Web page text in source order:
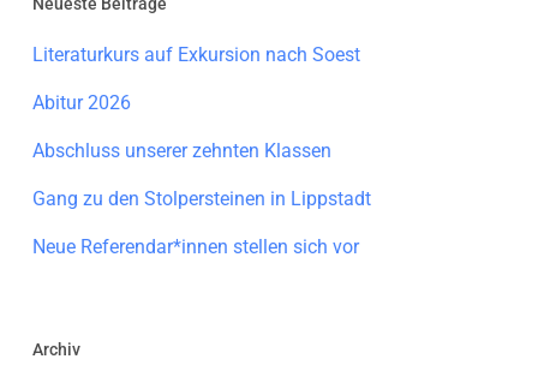
Neueste Beiträge
Literaturkurs auf Exkursion nach Soest
Abitur 2026
Abschluss unserer zehnten Klassen
Gang zu den Stolpersteinen in Lippstadt
Neue Referendar*innen stellen sich vor
Archiv